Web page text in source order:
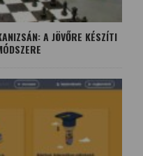
A JÖVŐRE KÉSZÍTI